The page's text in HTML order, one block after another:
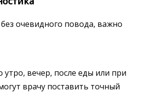
очевидного повода, важно
утро, вечер, после еды или при
врачу поставить точный